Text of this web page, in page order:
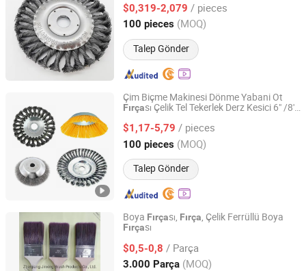
$0,319-2,079 / pieces
100 pieces (MOQ)
Talep Gönder
Zhejiang, China Fiyat 2024
Çim Biçme Makinesi Dönme Yabani Ot
Fırçası Çelik Tel Tekerlek Derz Kesici 6" /8''
Fırça
$1,17-5,79 / pieces
100 pieces (MOQ)
Talep Gönder
Ninghai Frewind Tools Co., Ltd.
Zhejiang, China Fiyat 2024
Boya Fırçası, Fırça, Çelik Ferrüllü Boya
Fırçası
$0,5-0,8 / Parça
3.000 Parça (MOQ)
Zhenjiang Jinxing Brush Products Co., Ltd.
Jiangsu, China Fiyat 2016